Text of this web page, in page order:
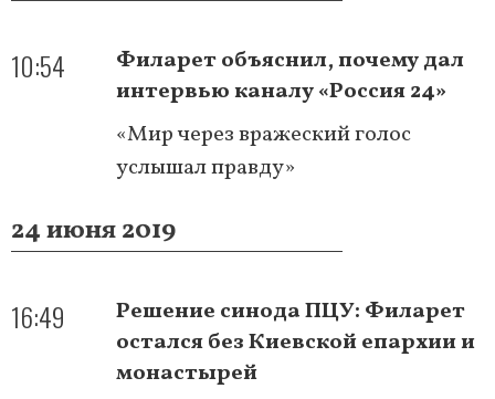
10:54
Филарет объяснил, почему дал
интервью каналу «Россия 24»
«Мир через вражеский голос
услышал правду»
24 июня 2019
16:49
Решение синода ПЦУ: Филарет
остался без Киевской епархии и
монастырей